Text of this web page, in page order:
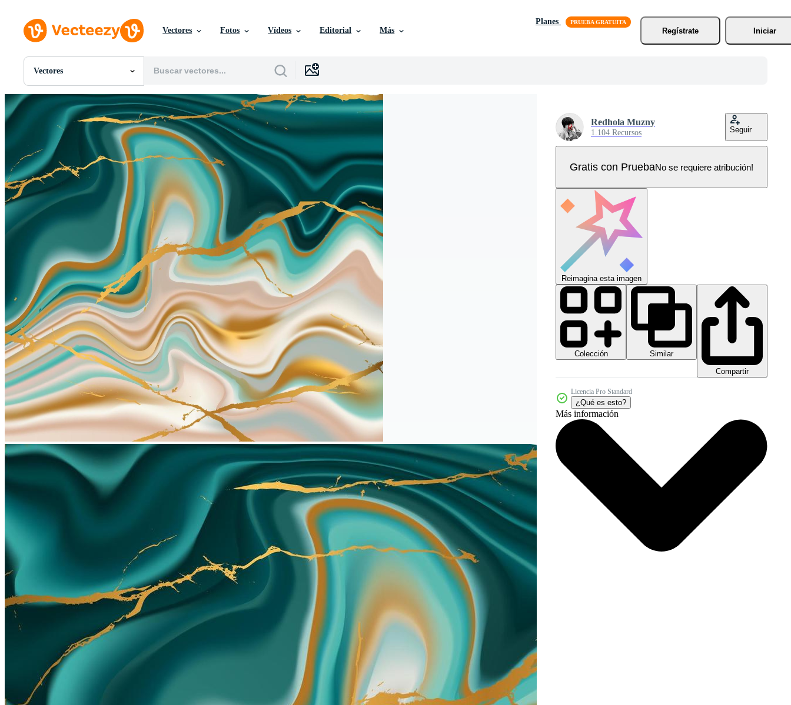
Vectores Fotos Vídeos Editorial Más
Planes
Regístrate
Iniciar
Vectores
Todas Imágenes
PNGs
PSDs
SVGs
Plantillas
Vectores
Videos
Gráficos en Movimiento
Imágenes Editoriales
Eventos Editoriales
Redhola Muzny
1.104 Recursos Seguir
Gratis con PruebaNo se requiere atribución!
Reimagina esta imagen
Colección
Similar
Compartir
Licencia Pro Standard
¿Qué es esto?
Más información